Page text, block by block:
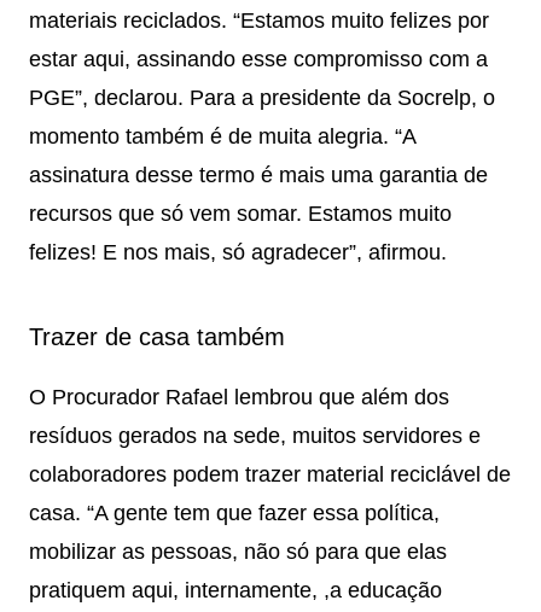
materiais reciclados. “Estamos muito felizes por
estar aqui, assinando esse compromisso com a
PGE”, declarou. Para a presidente da Socrelp, o
momento também é de muita alegria. “A
assinatura desse termo é mais uma garantia de
recursos que só vem somar. Estamos muito
felizes! E nos mais, só agradecer”, afirmou.
Trazer de casa também
O Procurador Rafael lembrou que além dos
resíduos gerados na sede, muitos servidores e
colaboradores podem trazer material reciclável de
casa. “A gente tem que fazer essa política,
mobilizar as pessoas, não só para que elas
pratiquem aqui, internamente, ,a educação